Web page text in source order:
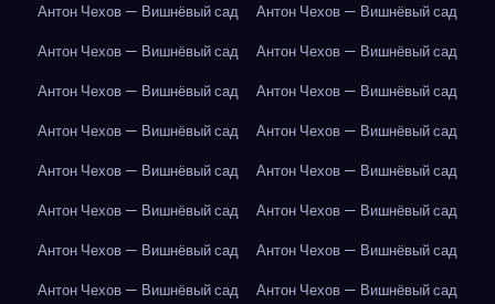
Антон Чехов — Вишнёвый сад
Антон Чехов — Вишнёвый сад
Антон Чехов — Вишнёвый сад
Антон Чехов — Вишнёвый сад
Антон Чехов — Вишнёвый сад
Антон Чехов — Вишнёвый сад
Антон Чехов — Вишнёвый сад
Антон Чехов — Вишнёвый сад
Антон Чехов — Вишнёвый сад
Антон Чехов — Вишнёвый сад
Антон Чехов — Вишнёвый сад
Антон Чехов — Вишнёвый сад
Антон Чехов — Вишнёвый сад
Антон Чехов — Вишнёвый сад
Антон Чехов — Вишнёвый сад
Антон Чехов — Вишнёвый сад